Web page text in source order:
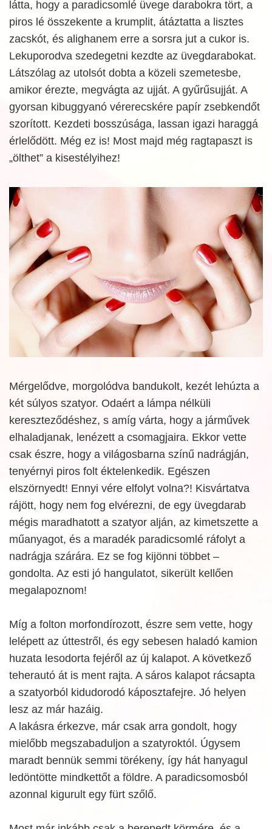
látta, hogy a paradicsomlé üvege darabokra tört, a
piros lé összekente a krumplit, átáztatta a lisztes
zacskót, és alighanem erre a sorsra jut a cukor is.
Lekuporodva szedegetni kezdte az üvegdarabokat.
Látszólag az utolsót dobta a közeli szemetesbe,
amikor érezte, megvágta az ujját. A gyűrűsujját. A
gyorsan kibuggyanó vérerecskére papír zsebkendőt
szorított. Kezdeti bosszúsága, lassan igazi haraggá
érlelődött. Még ez is! Most majd még ragtapaszt is
„ölthet” a kisestélyihez!
Mérgelődve, morgolódva bandukolt, kezét lehúzta a
két súlyos szatyor. Odaért a lámpa nélküli
kereszteződéshez, s amíg várta, hogy a járművek
elhaladjanak, lenézett a csomagjaira. Ekkor vette
csak észre, hogy a világosbarna színű nadrágján,
tenyérnyi piros folt éktelenkedik. Egészen
elszörnyedt! Ennyi vére elfolyt volna?! Kisvártatva
rájött, hogy nem fog elvérezni, de egy üvegdarab
mégis maradhatott a szatyor alján, az kimetszette a
műanyagot, és a maradék paradicsomlé ráfolyt a
nadrágja szárára. Ez se fog kijönni többet –
gondolta. Az esti jó hangulatot, sikerült kellően
megalapoznom!
Míg a folton morfondírozott, észre sem vette, hogy
lelépett az úttestről, és egy sebesen haladó kamion
huzata lesodorta fejéről az új kalapot. A következő
teherautó át is ment rajta. A sáros kalapot rácsapta
a szatyorból kidudorodó káposztafejre. Jó helyen
lesz az már hazáig.
A lakásra érkezve, már csak arra gondolt, hogy
mielőbb megszabaduljon a szatyroktól. Úgysem
maradt bennük semmi törékeny, így hát hanyagul
ledöntötte mindkettőt a földre. A paradicsomosból
azonnal kigurult egy fürt szőlő.